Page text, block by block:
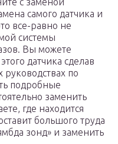
самого датчика и
все-равно не
системы
Вы можете
датчика сделав
руководствах по
подробные
заменить
где находится
большого труда
зонд» и заменить